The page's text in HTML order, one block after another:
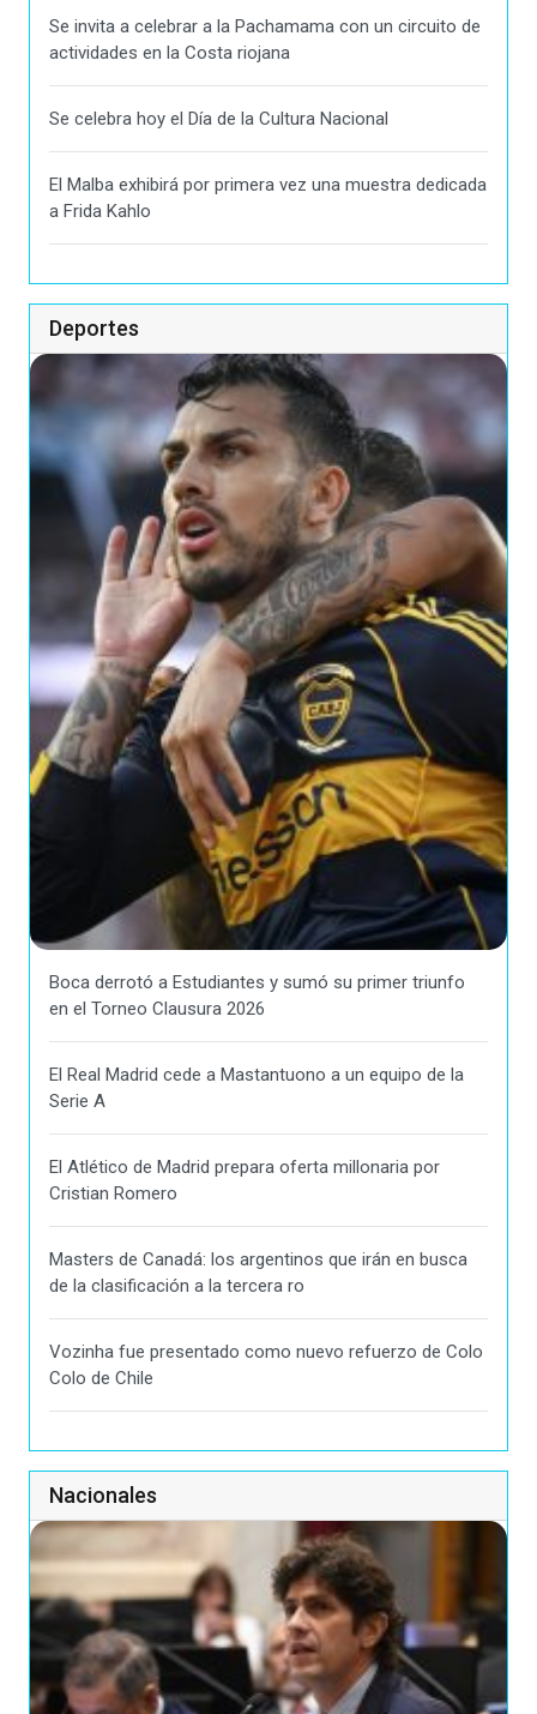
Se invita a celebrar a la Pachamama con un circuito de
actividades en la Costa riojana
Se celebra hoy el Día de la Cultura Nacional
El Malba exhibirá por primera vez una muestra dedicada
a Frida Kahlo
Deportes
Boca derrotó a Estudiantes y sumó su primer triunfo
en el Torneo Clausura 2026
El Real Madrid cede a Mastantuono a un equipo de la
Serie A
El Atlético de Madrid prepara oferta millonaria por
Cristian Romero
Masters de Canadá: los argentinos que irán en busca
de la clasificación a la tercera ro
Vozinha fue presentado como nuevo refuerzo de Colo
Colo de Chile
Nacionales